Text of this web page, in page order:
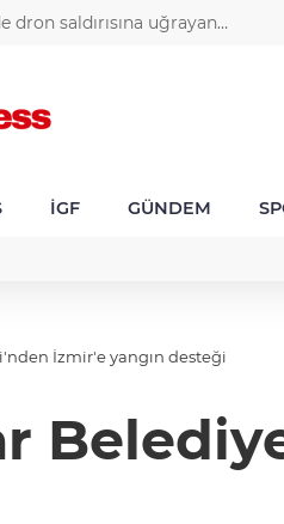
dron saldırısına uğrayan
BGN
27,9743
VND
0,0018
İGF GÜNDEM
İzmir'e yangın desteği